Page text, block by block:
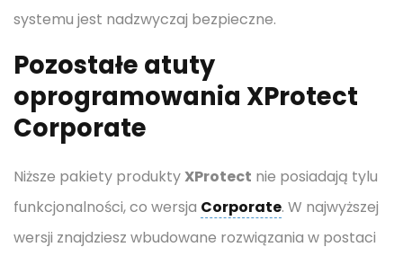
systemu jest nadzwyczaj bezpieczne.
Pozostałe atuty
oprogramowania XProtect
Corporate
Niższe pakiety produktyXProtect nie posiadają tylu
funkcjonalności, co wersja Corporate. W najwyższej
wersji znajdziesz wbudowane rozwiązania w postaci